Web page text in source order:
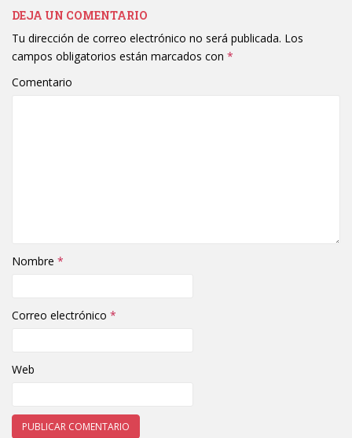
DEJA UN COMENTARIO
Tu dirección de correo electrónico no será publicada. Los
campos obligatorios están marcados con *
Comentario
Nombre *
Correo electrónico *
Web